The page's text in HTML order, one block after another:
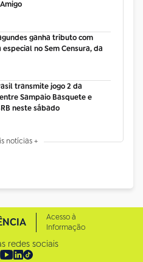
ganha tributo com
no Sem Censura, da
transmite jogo 2 da
Sampaio Basquete e
neste sábado
notícias +
Acesso à
Informação
redes sociais